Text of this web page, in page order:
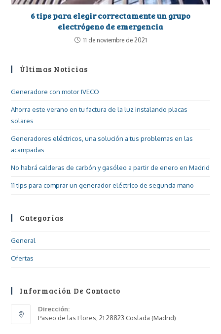
6 tips para elegir correctamente un grupo
electrógeno de emergencia
11 de noviembre de 2021
Últimas Noticias
Generadore con motor IVECO
Ahorra este verano en tu factura de la luz instalando placas
solares
Generadores eléctricos, una solución a tus problemas en las
acampadas
No habrá calderas de carbón y gasóleo a partir de enero en Madrid
11 tips para comprar un generador eléctrico de segunda mano
Categorías
General
Ofertas
Información De Contacto
Dirección:
Paseo de las Flores, 21 28823 Coslada (Madrid)